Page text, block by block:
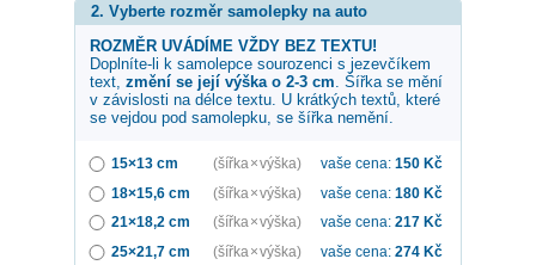
2. Vyberte rozměr samolepky na auto
ROZMĚR UVÁDÍME VŽDY BEZ TEXTU!
Doplníte-li k samolepce sourozenci s jezevčíkem
text, změní se její výška o 2-3 cm . Šířka se mění
v závislosti na délce textu. U krátkých textů, které
se vejdou pod samolepku, se šířka nemění.
15×13 cm (šířka × výška) vaše cena: 150 Kč
18×15,6 cm
(šířka × výška) vaše cena: 180 Kč
21×18,2 cm
(šířka × výška) vaše cena: 217 Kč
25×21,7 cm
(šířka × výška) vaše cena: 274 Kč